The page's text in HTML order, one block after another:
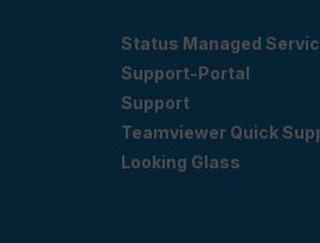
Status Managed
Support-Portal
Support
Teamviewer Quick
Looking Glass